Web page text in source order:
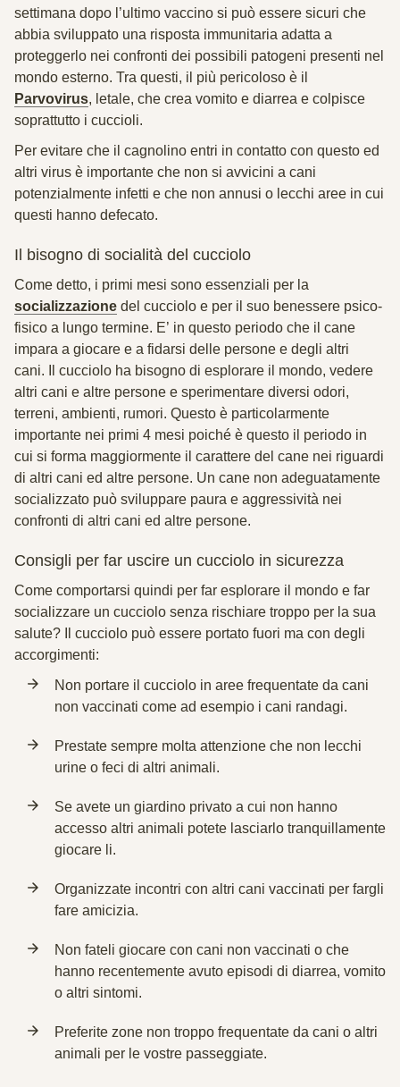
settimana dopo l’ultimo vaccino si può essere sicuri che
abbia sviluppato una risposta immunitaria adatta a
proteggerlo nei confronti dei possibili patogeni presenti nel
mondo esterno. Tra questi, il più pericoloso è il
Parvovirus, letale, che crea vomito e diarrea e colpisce
soprattutto i cuccioli.
Per evitare che il cagnolino entri in contatto con questo ed
altri virus è importante che non si avvicini a cani
potenzialmente infetti e che non annusi o lecchi aree in cui
questi hanno defecato.
Il bisogno di socialità del cucciolo
Come detto, i primi mesi sono essenziali per la
socializzazione del cucciolo e per il suo benessere psico-
fisico a lungo termine. E’ in questo periodo che il cane
impara a giocare e a fidarsi delle persone e degli altri
cani. Il cucciolo ha bisogno di esplorare il mondo, vedere
altri cani e altre persone e sperimentare diversi odori,
terreni, ambienti, rumori. Questo è particolarmente
importante nei primi 4 mesi poiché è questo il periodo in
cui si forma maggiormente il carattere del cane nei riguardi
di altri cani ed altre persone. Un cane non adeguatamente
socializzato può sviluppare paura e aggressività nei
confronti di altri cani ed altre persone.
Consigli per far uscire un cucciolo in sicurezza
Come comportarsi quindi per far esplorare il mondo e far
socializzare un cucciolo senza rischiare troppo per la sua
salute? Il cucciolo può essere portato fuori ma con degli
accorgimenti:
Non portare il cucciolo in aree frequentate da cani
non vaccinati come ad esempio i cani randagi.
Prestate sempre molta attenzione che non lecchi
urine o feci di altri animali.
Se avete un giardino privato a cui non hanno
accesso altri animali potete lasciarlo tranquillamente
giocare li.
Organizzate incontri con altri cani vaccinati per fargli
fare amicizia.
Non fateli giocare con cani non vaccinati o che
hanno recentemente avuto episodi di diarrea, vomito
o altri sintomi.
Preferite zone non troppo frequentate da cani o altri
animali per le vostre passeggiate.